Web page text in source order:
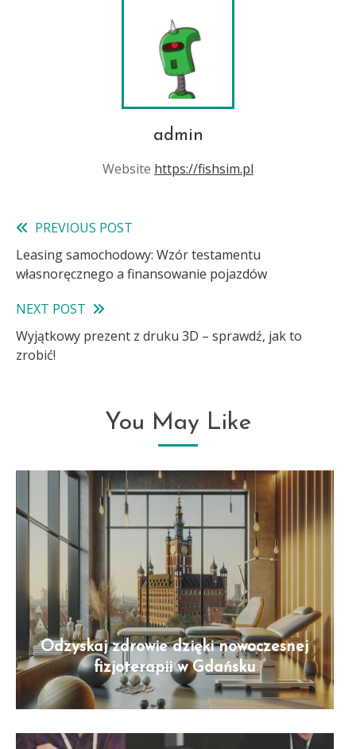
admin
Website https://fishsim.pl
Read
more
PREVIOUS POST
Leasing samochodowy: Wzór testamentu
własnoręcznego a finansowanie pojazdów
NEXT POST
Wyjątkowy prezent z druku 3D – sprawdź, jak to
zrobić!
You May Like
Odzyskaj zdrowie dzięki nowoczesnej
fizjoterapii w Gdańsku